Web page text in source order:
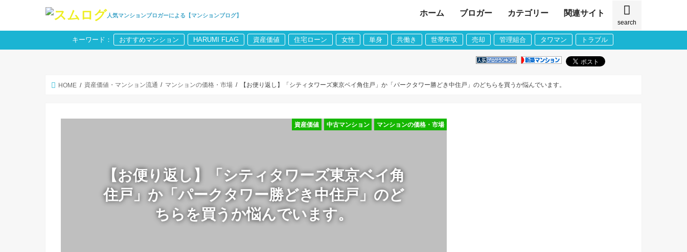
人気マンションブロガーによる【マンションブログ】
search
ホーム ブロガー カテゴリー 関連サイト
キーワード： おすすめマンション HARUMI FLAG 資産価値 住宅ローン 女性 単身 共働き 世帯年収 売却 管理組合 タワマン トラブル
HOME 資産価値・マンション流通 マンションの価格・市場 【お便り返し】「シティタワーズ東京ベイ角住戸」か「パークタワー勝どき中住戸」のどちらを買うか悩んでいます。
【お便り返し】「シティタワーズ東京ベイ角
住戸」か「パークタワー勝どき中住戸」のど
ちらを買うか悩んでいます。
マンションの価格・市場
中古マンション
資産価値